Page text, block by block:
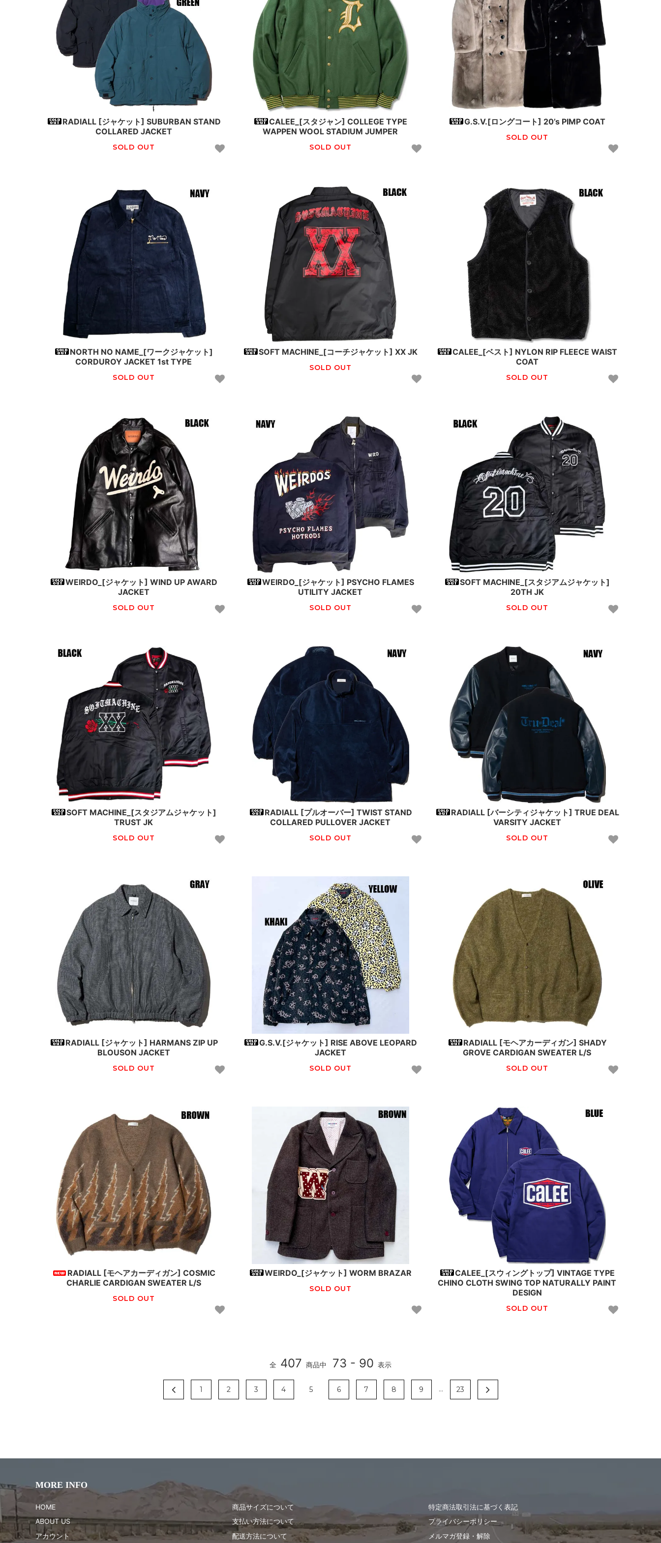
RADIALL [ジャケット] SUBURBAN STAND
COLLARED JACKET
SOLD OUT
CALEE_[スタジャン] COLLEGE TYPE
WAPPEN WOOL STADIUM JUMPER
SOLD OUT
G.S.V.[ロングコート] 20’s PIMP COAT
SOLD OUT
NORTH NO NAME_[ワークジャケット]
CORDUROY JACKET 1st TYPE
SOLD OUT
SOFT MACHINE_[コーチジャケット] XX JK
SOLD OUT
CALEE_[ベスト] NYLON RIP FLEECE WAIST
COAT
SOLD OUT
WEIRDO_[ジャケット] WIND UP AWARD
JACKET
SOLD OUT
WEIRDO_[ジャケット] PSYCHO FLAMES
UTILITY JACKET
SOLD OUT
SOFT MACHINE_[スタジアムジャケット]
20TH JK
SOLD OUT
SOFT MACHINE_[スタジアムジャケット]
TRUST JK
SOLD OUT
RADIALL [プルオーバー] TWIST STAND
COLLARED PULLOVER JACKET
SOLD OUT
RADIALL [バーシティジャケット] TRUE DEAL
VARSITY JACKET
SOLD OUT
RADIALL [ジャケット] HARMANS ZIP UP
BLOUSON JACKET
SOLD OUT
G.S.V.[ジャケット] RISE ABOVE LEOPARD
JACKET
SOLD OUT
RADIALL [モヘアカーディガン] SHADY
GROVE CARDIGAN SWEATER L/S
SOLD OUT
RADIALL [モヘアカーディガン] COSMIC
CHARLIE CARDIGAN SWEATER L/S
SOLD OUT
WEIRDO_[ジャケット] WORM BRAZAR
SOLD OUT
CALEE_[スウィングトップ] VINTAGE TYPE
CHINO CLOTH SWING TOP NATURALLY PAINT
DESIGN
SOLD OUT
全 407 商品中 73 - 90 表示
1 2 3 4 5 6 7 8 9 ... 23
MORE INFO
HOME
ABOUT US
アカウント
商品サイズについて
支払い方法について
配送方法について
特定商法取引法に基づく表記
プライバシーポリシー
メルマガ登録・解除